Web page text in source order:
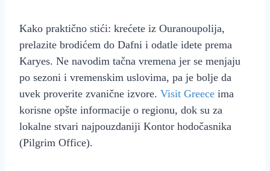
Kako praktično stići: krećete iz Ouranoupolija,
prelazite brodićem do Dafni i odatle idete prema
Karyes. Ne navodim tačna vremena jer se menjaju
po sezoni i vremenskim uslovima, pa je bolje da
uvek proverite zvanične izvore. Visit Greece ima
korisne opšte informacije o regionu, dok su za
lokalne stvari najpouzdaniji Kontor hodočasnika
(Pilgrim Office).